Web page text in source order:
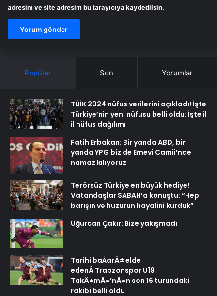
adresim ve site adresim bu tarayıcıya kaydedilsin.
Popüler Son Yorumlar
TÜİK 2024 nüfus verilerini açıkladı! İşte
Türkiye’nin yeni nüfusu belli oldu: İşte il
il nüfus dağılımı
Fatih Erbakan: Bir yanda ABD, bir
yanda YPG biz de Emevi Camii’nde
namaz kılıyoruz
Terörsüz Türkiye en büyük hediye!
Vatandaşlar SABAH’a konuştu: “Hep
barışın ve huzurun hayalini kurduk”
Uğurcan Çakır: Bize yakışmadı
Tarihi baÅarÄ± elde
edenÂ Trabzonspor U19
TakÄ±mÄ±’nÄ±n son 16 turundaki
rakibi belli oldu